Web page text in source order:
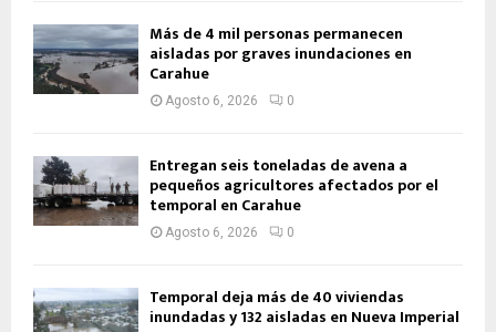
Más de 4 mil personas permanecen
aisladas por graves inundaciones en
Carahue
Agosto 6, 2026 0
Entregan seis toneladas de avena a
pequeños agricultores afectados por el
temporal en Carahue
Agosto 6, 2026 0
Temporal deja más de 40 viviendas
inundadas y 132 aisladas en Nueva Imperial